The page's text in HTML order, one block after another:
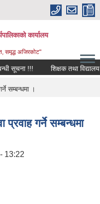
कार्यालय
समृद्ध अजिरकोट"
!!! शिक्षक तथा विद्यालय
सम्बन्धमा ।
प्रवाह गर्ने सम्बन्धमा
13:22